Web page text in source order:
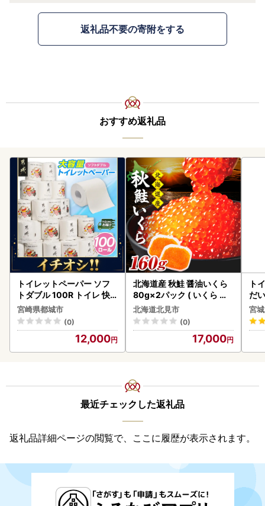
返礼品不要の寄附をする
おすすめ返礼品
トイレットペーパー ソフ
トダブル 100R トイレ 快
速〔12-I5-TP100-R〕
宮崎県都城市
(0)
12,000
北海道産 秋鮭 醤油いくら
80g×2パック ( いくら イ
クラ 魚卵 鮭 サケ さけ 鮭い
くら 醤油漬け パック 北海
道産 ふるさと納税 秋鮭 )【
北海道北見市
(0)
17,000
ト
だ
6ロ
宮
最近チェックした返礼品
返礼品詳細ページの閲覧で、ここに履歴が表示されます。